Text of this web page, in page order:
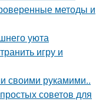
методы и
уюта
игру и
своими рукамими..
советов для